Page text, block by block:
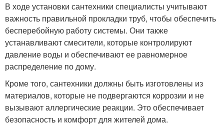
В ходе установки сантехники специалисты учитывают
важность правильной прокладки труб, чтобы обеспечить
бесперебойную работу системы. Они также
устанавливают смесители, которые контролируют
давление воды и обеспечивают ее равномерное
распределение по дому.
Кроме того, сантехники должны быть изготовлены из
материалов, которые не подвергаются коррозии и не
вызывают аллергические реакции. Это обеспечивает
безопасность и комфорт для жителей дома.